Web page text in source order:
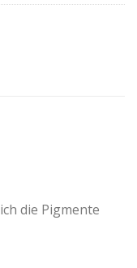
die Pigmente